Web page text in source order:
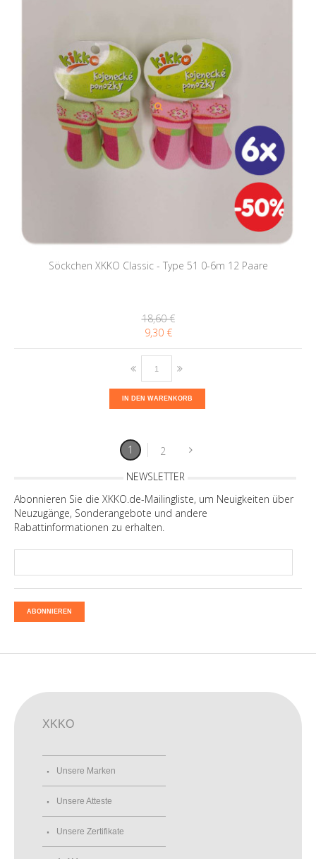
Söckchen XKKO Classic - Type 51 0-6m 12 Paare
18,60 €
9,30 €
IN DEN WARENKORB
1
2
NEWSLETTER
Abonnieren Sie die XKKO.de-Mailingliste, um Neuigkeiten über
Neuzugänge, Sonderangebote und andere
Rabattinformationen zu erhalten.
ABONNIEREN
XKKO
Unsere Marken
Unsere Atteste
Unsere Zertifikate